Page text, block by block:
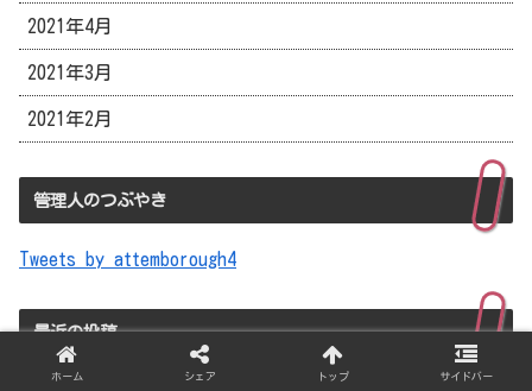
2021年4月
2021年3月
2021年2月
管理人のつぶやき
Tweets by attemborough4
最近の投稿
ホーム シェア トップ サイドバー